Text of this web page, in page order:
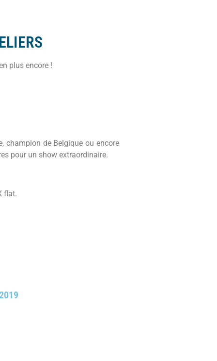
plus encore !
champion de Belgique ou encore
pour un show extraordinaire.
flat.